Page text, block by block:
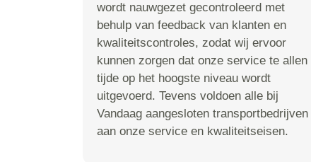
wordt nauwgezet gecontroleerd met
behulp van feedback van klanten en
kwaliteitscontroles, zodat wij ervoor
kunnen zorgen dat onze service te allen
tijde op het hoogste niveau wordt
uitgevoerd. Tevens voldoen alle bij
Vandaag aangesloten transportbedrijven
aan onze service en kwaliteitseisen.